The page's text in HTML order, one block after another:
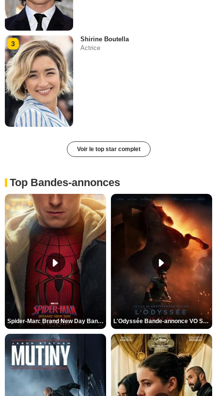
3
Shirine Boutella
Actrice
Voir le top star complet
Top Bandes-annonces
Spider-Man: Brand New Day Bande-annonce VO STFR L'Odyssée Bande-annonce VO STFR